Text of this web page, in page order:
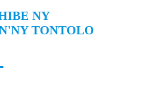
NY
TONTOLO